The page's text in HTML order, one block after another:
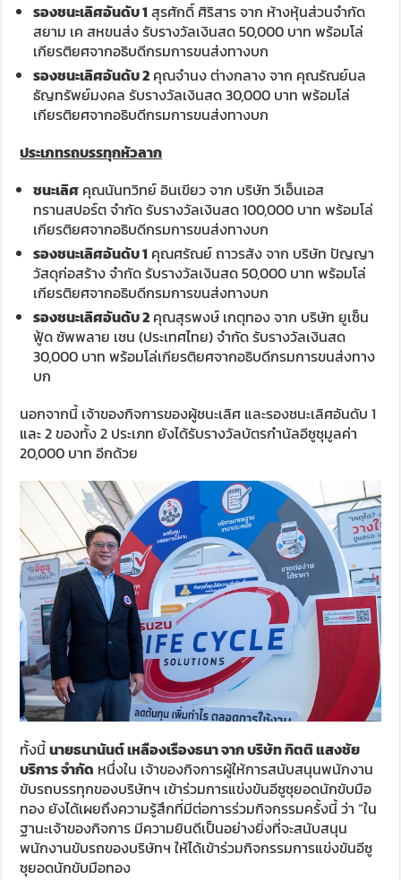
รองชนะเลิศอันดับ1สุรศักดิ์ ศิริสาร จาก ห้างหุ้นส่วนจำกัด
สยาม เค สหขนส่ง รับรางวัลเงินสด 50,000 บาท พร้อมโล่
เกียรติยศจากอธิบดีกรมการขนส่งทางบก
รองชนะเลิศอันดับ2 คุณจำนง ต่างกลาง จาก คุณรัณย์นล
ธัญทรัพย์มงคล รับรางวัลเงินสด 30,000 บาท พร้อมโล่
เกียรติยศจากอธิบดีกรมการขนส่งทางบก
ประเภทรถบรรทุกหัวลาก
ชนะเลิศ คุณนันทวิทย์ อินเขียว จาก บริษัท วีเอ็นเอส
ทรานสปอร์ต จำกัด รับรางวัลเงินสด 100,000 บาท พร้อมโล่
เกียรติยศจากอธิบดีกรมการขนส่งทางบก
รองชนะเลิศอันดับ1 คุณศรัณย์ ถาวรสัง จาก บริษัท ปัญญา
วัสดุก่อสร้าง จำกัด รับรางวัลเงินสด 50,000 บาท พร้อมโล่
เกียรติยศจากอธิบดีกรมการขนส่งทางบก
รองชนะเลิศอันดับ2 คุณสุรพงษ์ เกตุทอง จาก บริษัท ยูเซ็น
ฟู้ด ซัพพลาย เชน (ประเทศไทย) จำกัด รับรางวัลเงินสด
30,000 บาท พร้อมโล่เกียรติยศจากอธิบดีกรมการขนส่งทาง
บก
นอกจากนี้ เจ้าของกิจการของผู้ชนะเลิศ และรองชนะเลิศอันดับ 1
และ 2 ของทั้ง 2 ประเภท ยังได้รับรางวัลบัตรกำนัลอีซูซุมูลค่า
20,000 บาท อีกด้วย
ทั้งนี้นายธนานันต์ เหลืองเรืองธนา จาก บริษัท กิตติ แสงชัย
บริการ จำกัด หนึ่งใน เจ้าของกิจการผู้ให้การสนับสนุนพนักงาน
ขับรถบรรทุกของบริษัทฯ เข้าร่วมการแข่งขันอีซูซุยอดนักขับมือ
ทอง ยังได้เผยถึงความรู้สึกที่มีต่อการร่วมกิจกรรมครั้งนี้ ว่า “ใน
ฐานะเจ้าของกิจการ มีความยินดีเป็นอย่างยิ่งที่จะสนับสนุน
พนักงานขับรถของบริษัทฯ ให้ได้เข้าร่วมกิจกรรมการแข่งขันอีซู
ซุยอดนักขับมือทอง